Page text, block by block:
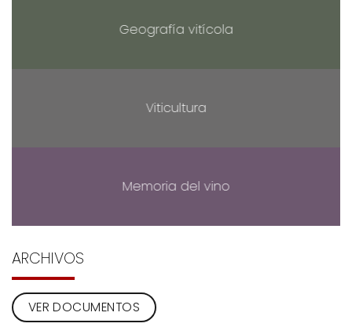
Geografía vitícola
Viticultura
Memoria del vino
ARCHIVOS
VER DOCUMENTOS